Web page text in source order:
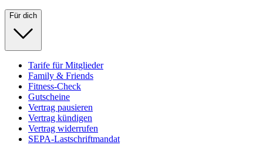
Für dich
Tarife für Mitglieder
Family & Friends
Fitness-Check
Gutscheine
Vertrag pausieren
Vertrag kündigen
Vertrag widerrufen
SEPA-Lastschriftmandat